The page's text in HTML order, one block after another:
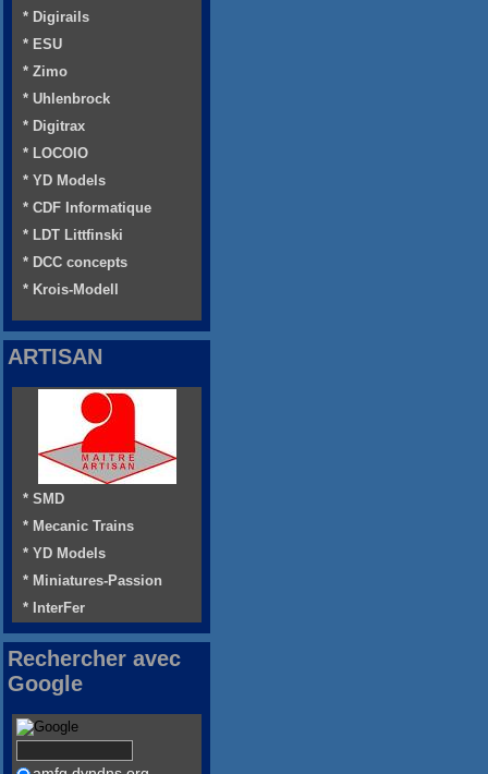
* Digirails
* ESU
* Zimo
* Uhlenbrock
* Digitrax
* LOCOIO
* YD Models
* CDF Informatique
* LDT Littfinski
* DCC concepts
* Krois-Modell
ARTISAN
* SMD
* Mecanic Trains
* YD Models
* Miniatures-Passion
* InterFer
Rechercher avec
Google